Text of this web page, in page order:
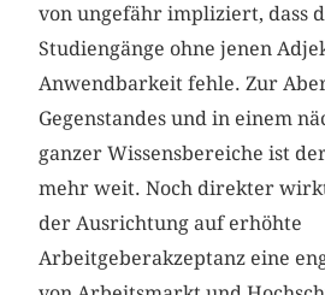
von ungefähr impliziert, dass
Studiengänge ohne jenen
Anwendbarkeit fehle. Zur
Gegenstandes und in einem
ganzer Wissensbereiche ist
mehr weit. Noch direkter
der Ausrichtung auf erhöhte
Arbeitgeberakzeptanz eine